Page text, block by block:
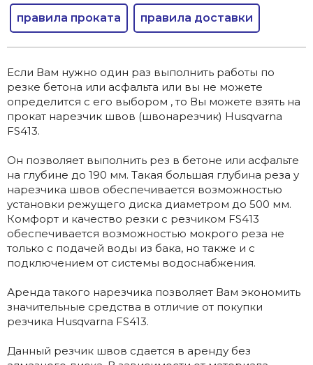
правила проката правила доставки
Если Вам нужно один раз выполнить работы по
резке бетона или асфальта или вы не можете
определится с его выбором , то Вы можете взять на
прокат нарезчик швов (швонарезчик) Husqvarna
FS413.
Он позволяет выполнить рез в бетоне или асфальте
на глубине до 190 мм. Такая большая глубина реза у
нарезчика швов обеспечивается возможностью
установки режущего диска диаметром до 500 мм.
Комфорт и качество резки с резчиком FS413
обеспечивается возможностью мокрого реза не
только с подачей воды из бака, но также и с
подключением от системы водоснабжения.
Аренда такого нарезчика позволяет Вам экономить
значительные средства в отличие от покупки
резчика Husqvarna FS413.
Данный резчик швов сдается в аренду без